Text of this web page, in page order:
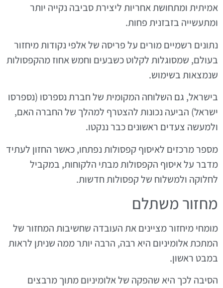
אמיתית ומתחושת אחריות ליצירת סביבה נקייה יותר
ומתעשייה בזבזנית פחות.
נתונים רשמיים מורים על פריסה של אלפי נקודות מיחזור
בעולם, שמסוגלות לקלוט כשבעים וחמש אחוז מהקפסולות
שנמצאות בשימוש.
בישראל, גם השלוחה המקומית של חברת נספרסו (נספרסו
ישראל) הביעה נכונות להצטרף למהלך של החברה האם,
ולמעשה צעדים ראשונים כבר ננקטו.
מספר מרכזים לאיסוף קפסולות נפתחו, כאשר החזון לעתיד
מדבר על איסוף הקפסולות מבתי הלקוחות, במקביל
לחלוקה ולמשלוח של קפסולות חדשות.
מחזור משתלם
מומחי מיחזור מציינים את העובדה שחשיבות המחזור של
המתכת אלומיניום היא רבה, הרבה יותר ממה שניתן לראות
במבט ראשון.
הסיבה לכך היא שהפקה של אלומיניום מתוך מרבצים